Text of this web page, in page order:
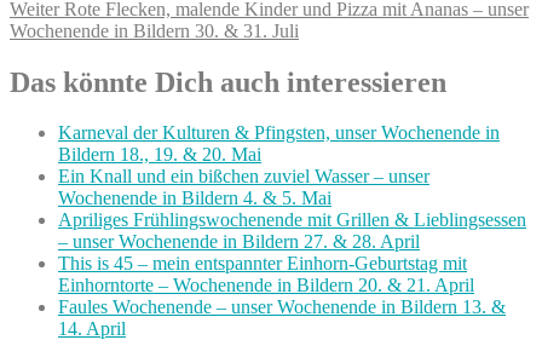
Weiter Nächster
Beitrag:
Rote Flecken, malende Kinder und Pizza mit Ananas – unser
Wochenende in Bildern 30. & 31. Juli
Das könnte Dich auch interessieren
Karneval der Kulturen & Pfingsten, unser Wochenende in
Bildern 18., 19. & 20. Mai
Ein Knall und ein bißchen zuviel Wasser – unser
Wochenende in Bildern 4. & 5. Mai
Apriliges Frühlingswochenende mit Grillen & Lieblingsessen
– unser Wochenende in Bildern 27. & 28. April
This is 45 – mein entspannter Einhorn-Geburtstag mit
Einhorntorte – Wochenende in Bildern 20. & 21. April
Faules Wochenende – unser Wochenende in Bildern 13. &
14. April